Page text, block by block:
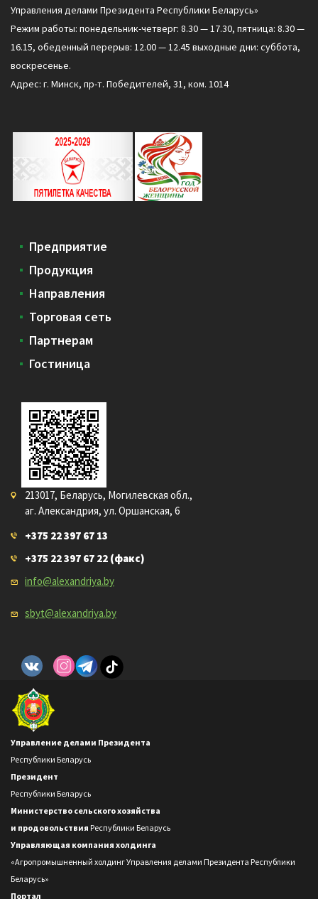
Управления делами Президента Республики Беларусь»
Режим работы: понедельник-четверг: 8.30 — 17.30, пятница: 8.30 —
16.15, обеденный перерыв: 12.00 — 12.45 выходные дни: суббота,
воскресенье.
Адрес: г. Минск, пр-т. Победителей, 31, ком. 1014
Предприятие
Продукция
Направления
Торговая сеть
Партнерам
Гостиница
213017, Беларусь, Могилевская обл.,
аг. Александрия, ул. Оршанская, 6
+375 22 397 67 13
+375 22 397 67 22 (факс)
info@alexandriya.by
sbyt@alexandriya.by
Управление делами Президента
Республики Беларусь
Президент
Республики Беларусь
Министерство сельского хозяйства
и продовольствия Республики Беларусь
Управляющая компания холдинга
«Агропромышненный холдинг Управления делами Президента Республики
Беларусь»
Портал